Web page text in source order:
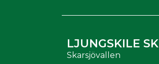
LJUNGSKILE SK
Skarsjövallen